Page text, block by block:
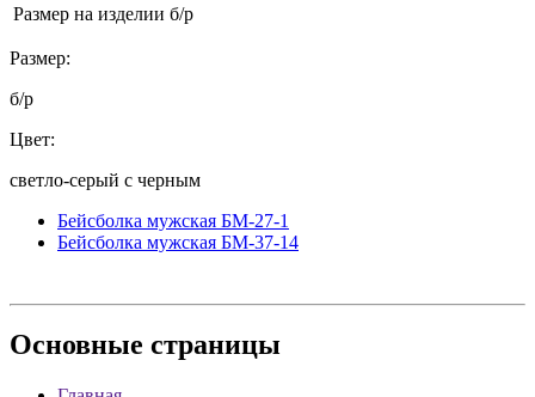
Размер на изделии б/р
Размер:
б/р
Цвет:
светло-серый с черным
Бейсболка мужская БМ-27-1
Бейсболка мужская БМ-37-14
Основные страницы